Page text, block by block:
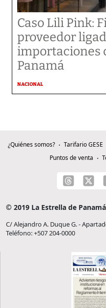
Caso Lili Pink:
proveedor
importaciones
Panamá
NACIONAL
¿Quiénes somos? Tarifario GESE
Puntos de venta
© 2019 La Estrella de Panamá
C/ Alejandro A. Duque G. -
Teléfono: +507 204-0000